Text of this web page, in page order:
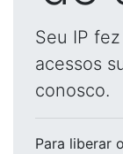
Seu IP
acessos
conosco.
Para liberar